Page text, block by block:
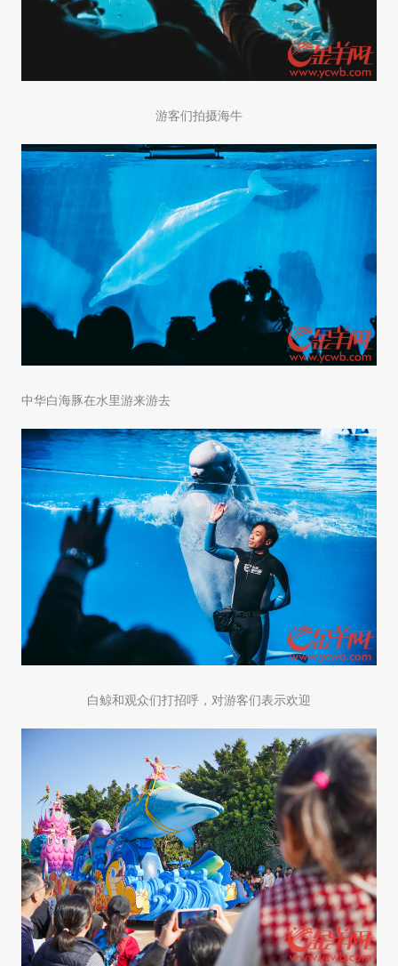
游客们拍摄海牛
中华白海豚在水里游来游去
白鲸和观众们打招呼，对游客们表示欢迎